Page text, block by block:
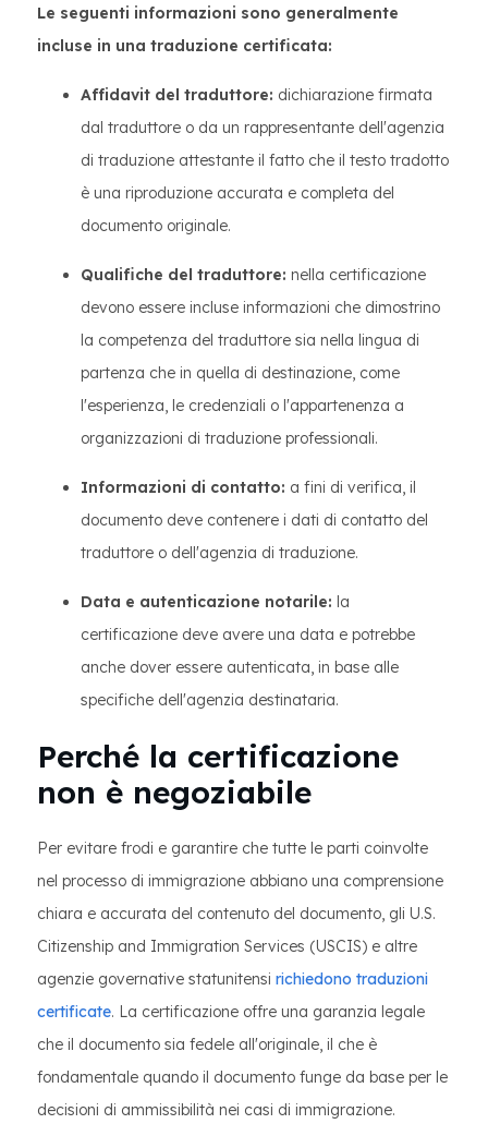
Le seguenti informazioni sono generalmente
incluse in una traduzione certificata:
Affidavit del traduttore: dichiarazione firmata
dal traduttore o da un rappresentante dell'agenzia
di traduzione attestante il fatto che il testo tradotto
è una riproduzione accurata e completa del
documento originale.
Qualifiche del traduttore: nella certificazione
devono essere incluse informazioni che dimostrino
la competenza del traduttore sia nella lingua di
partenza che in quella di destinazione, come
l'esperienza, le credenziali o l'appartenenza a
organizzazioni di traduzione professionali.
Informazioni di contatto: a fini di verifica, il
documento deve contenere i dati di contatto del
traduttore o dell'agenzia di traduzione.
Data e autenticazione notarile: la
certificazione deve avere una data e potrebbe
anche dover essere autenticata, in base alle
specifiche dell'agenzia destinataria.
Perché la certificazione
non è negoziabile
Per evitare frodi e garantire che tutte le parti coinvolte
nel processo di immigrazione abbiano una comprensione
chiara e accurata del contenuto del documento, gli U.S.
Citizenship and Immigration Services (USCIS) e altre
agenzie governative statunitensi richiedono traduzioni
certificate. La certificazione offre una garanzia legale
che il documento sia fedele all'originale, il che è
fondamentale quando il documento funge da base per le
decisioni di ammissibilità nei casi di immigrazione.